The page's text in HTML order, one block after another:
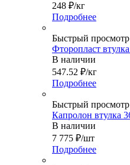
248 ₽/кг
Подробнее
Быстрый просмотр
Фторопласт
В наличии
547.52 ₽/кг
Подробнее
Быстрый просмотр
Капролон втулка
В наличии
7 775 ₽/шт
Подробнее